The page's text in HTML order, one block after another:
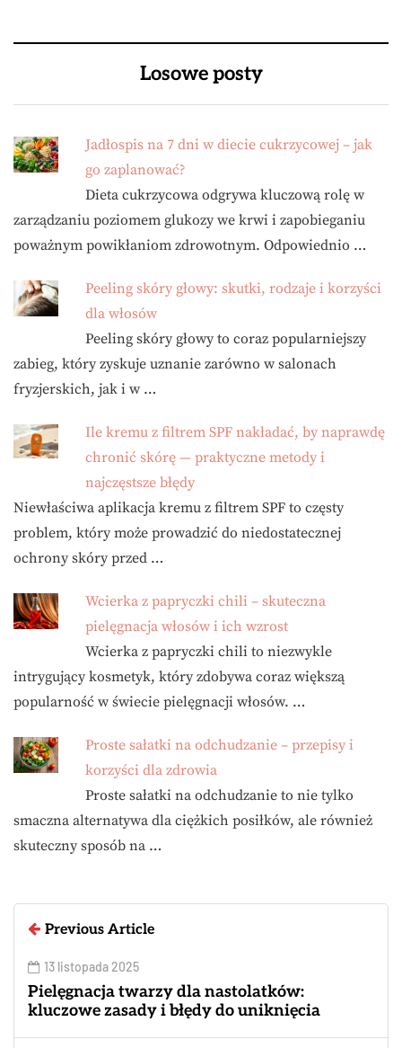
Losowe posty
Jadłospis na 7 dni w diecie cukrzycowej – jak
go zaplanować?
Dieta cukrzycowa odgrywa kluczową rolę w
zarządzaniu poziomem glukozy we krwi i zapobieganiu
poważnym powikłaniom zdrowotnym. Odpowiednio …
Peeling skóry głowy: skutki, rodzaje i korzyści
dla włosów
Peeling skóry głowy to coraz popularniejszy
zabieg, który zyskuje uznanie zarówno w salonach
fryzjerskich, jak i w …
Ile kremu z filtrem SPF nakładać, by naprawdę
chronić skórę — praktyczne metody i
najczęstsze błędy
Niewłaściwa aplikacja kremu z filtrem SPF to częsty
problem, który może prowadzić do niedostatecznej
ochrony skóry przed …
Wcierka z papryczki chili – skuteczna
pielęgnacja włosów i ich wzrost
Wcierka z papryczki chili to niezwykle
intrygujący kosmetyk, który zdobywa coraz większą
popularność w świecie pielęgnacji włosów. …
Proste sałatki na odchudzanie – przepisy i
korzyści dla zdrowia
Proste sałatki na odchudzanie to nie tylko
smaczna alternatywa dla ciężkich posiłków, ale również
skuteczny sposób na …
Previous Article
13 listopada 2025
Pielęgnacja twarzy dla nastolatków:
kluczowe zasady i błędy do uniknięcia